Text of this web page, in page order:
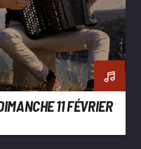
11 FÉVRIER